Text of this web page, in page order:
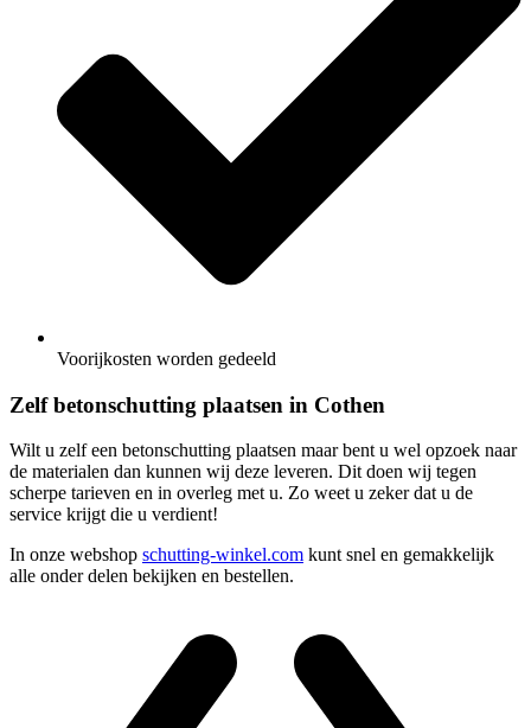
Voorijkosten worden gedeeld
Zelf betonschutting plaatsen in Cothen
Wilt u zelf een betonschutting plaatsen maar bent u wel opzoek naar
de materialen dan kunnen wij deze leveren. Dit doen wij tegen
scherpe tarieven en in overleg met u. Zo weet u zeker dat u de
service krijgt die u verdient!
In onze webshop schutting-winkel.com kunt snel en gemakkelijk
alle onder delen bekijken en bestellen.